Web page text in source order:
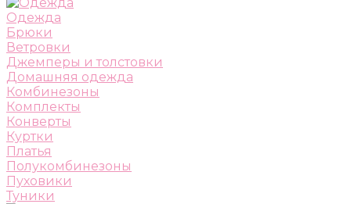
Одежда
Брюки
Ветровки
Джемперы и толстовки
Домашняя одежда
Комбинезоны
Комплекты
Конверты
Куртки
Платья
Полукомбинезоны
Пуховики
Туники